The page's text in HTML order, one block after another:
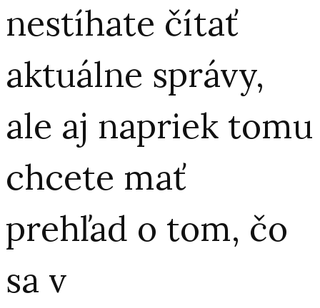
nestíhate čítať
aktuálne správy,
ale aj napriek tomu
chcete mať
prehľad o tom, čo
sa v